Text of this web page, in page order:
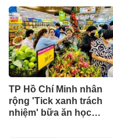
TP Hồ Chí Minh nhân
rộng 'Tick xanh trách
nhiệm' bữa ăn học